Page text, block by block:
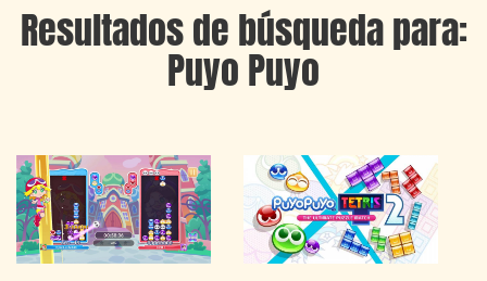
Resultados de búsqueda para:
Puyo Puyo